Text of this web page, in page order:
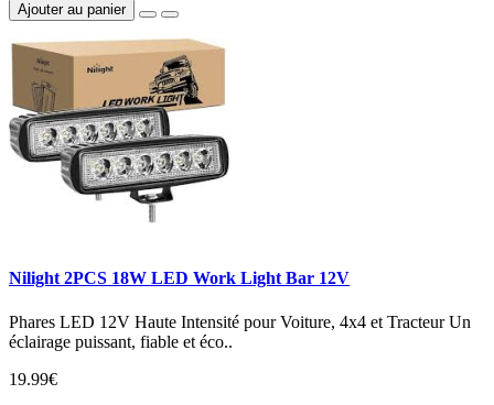
Ajouter au panier
Nilight 2PCS 18W LED Work Light Bar 12V
Phares LED 12V Haute Intensité pour Voiture, 4x4 et Tracteur Un
éclairage puissant, fiable et éco..
19.99€